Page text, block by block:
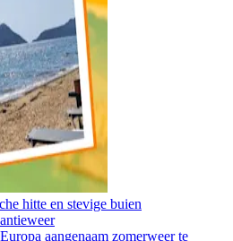
hitte en stevige buien
aangenaam zomerweer te